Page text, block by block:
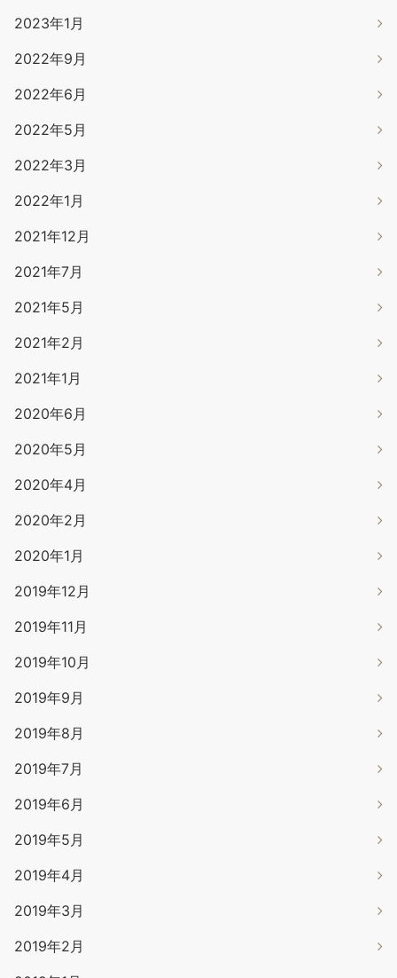
2023年1月
2022年9月
2022年6月
2022年5月
2022年3月
2022年1月
2021年12月
2021年7月
2021年5月
2021年2月
2021年1月
2020年6月
2020年5月
2020年4月
2020年2月
2020年1月
2019年12月
2019年11月
2019年10月
2019年9月
2019年8月
2019年7月
2019年6月
2019年5月
2019年4月
2019年3月
2019年2月